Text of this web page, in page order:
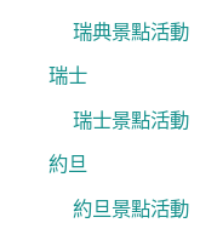
瑞典景點活動
瑞士
瑞士景點活動
約旦
約旦景點活動